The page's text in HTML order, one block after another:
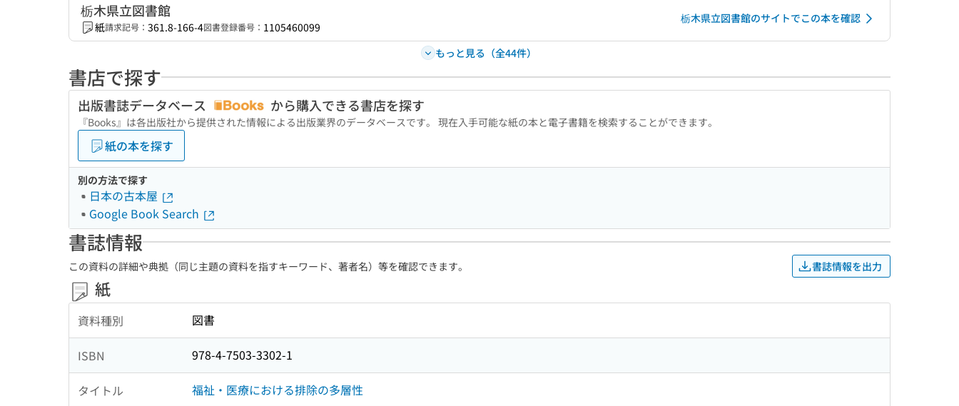
栃木県立図書館
紙請求記号： 361.8-166-4図書登録番号： 1105460099
栃木県立図書館のサイトでこの本を確認
もっと見る（全44件）
書店で探す
出版書誌データベース から購入できる書店を探す
『Books』は各出版社から提供された情報による出版業界のデータベースです。 現在入手可能な紙の本と電子書籍を検索することができます。
紙の本を探す
別の方法で探す
日本の古本屋
Google Book Search
書誌情報
この資料の詳細や典拠（同じ主題の資料を指すキーワード、著者名）等を確認できます。 書誌情報を出力
紙
資料種別 図書
ISBN 978-4-7503-3302-1
タイトル 福祉・医療における排除の多層性